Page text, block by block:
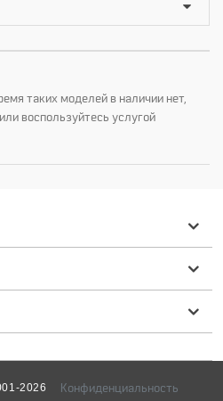
таких моделей в наличии нет,
воспользуйтесь услугой
2026 Конфиденциальность